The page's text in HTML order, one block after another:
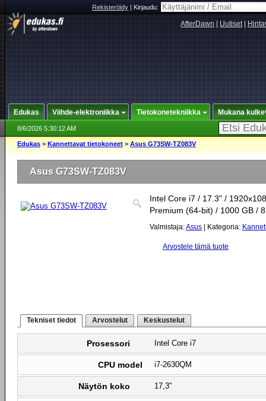
Rekisteröidy|Kirjaudu:
AfterDawn Uutiset|
Edukas Viihde-elektroniikka Tietokonetekniikka Mukana
8/6/2026 5:30:12 AM
Edukas > Kannettavat tietokoneet > Asus G73SW-TZ083V
Asus G73SW-TZ083V
Intel Core i7 / 17.3" /
Premium (64-bit) / 1000 GB /
Valmistaja:Asus | Kategoria:
Arvostele tämä tuote
Tekniset tiedot Arvostelut Keskustelut
Prosessori Intel Core i7
CPU model i7-2630QM
Näytön koko 17,3"